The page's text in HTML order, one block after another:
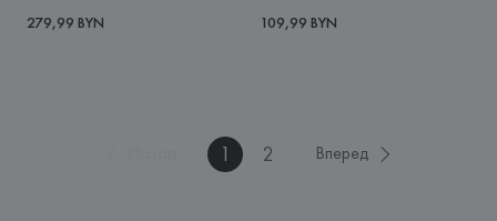
279,99 BYN
109,99 BYN
1 2 Вперед